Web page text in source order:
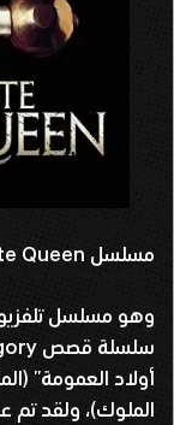
مسلسل The White Queen – أفضل مسلسلات الفانتازيا
وهو مسلسل
أولاد العمومة”
الملوك)، ولقد تم